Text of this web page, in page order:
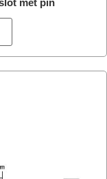
met pin